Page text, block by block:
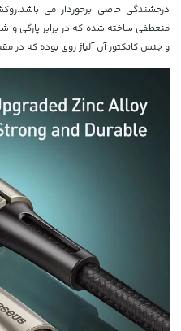
درخشندگی خاصی برخوردار می
منعطفی ساخته شده که در برابر پارگی
و جنس کانکتور آن آلیاژ روی بوده که در